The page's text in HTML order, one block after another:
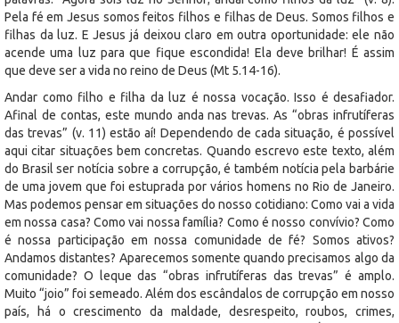
Pela fé em Jesus somos feitos filhos e filhas de Deus. Somos filhos e
filhas da luz. E Jesus já deixou claro em outra oportunidade: ele não
acende uma luz para que fique escondida! Ela deve brilhar! É assim
que deve ser a vida no reino de Deus (Mt 5.14-16).
Andar como filho e filha da luz é nossa vocação. Isso é desafiador.
Afinal de contas, este mundo anda nas trevas. As “obras infrutíferas
das trevas” (v. 11) estão aí! Dependendo de cada situação, é possível
aqui citar situações bem concretas. Quando escrevo este texto, além
do Brasil ser notícia sobre a corrupção, é também notícia pela barbárie
de uma jovem que foi estuprada por vários homens no Rio de Janeiro.
Mas podemos pensar em situações do nosso cotidiano: Como vai a vida
em nossa casa? Como vai nossa família? Como é nosso convívio? Como
é nossa participação em nossa comunidade de fé? Somos ativos?
Andamos distantes? Aparecemos somente quando precisamos algo da
comunidade? O leque das “obras infrutíferas das trevas” é amplo.
Muito “joio” foi semeado. Além dos escândalos de corrupção em nosso
país, há o crescimento da maldade, desrespeito, roubos, crimes,